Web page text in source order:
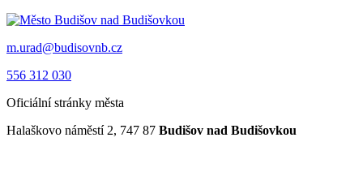
m.urad@budisovnb.cz
556 312 030
Oficiální stránky města
Halaškovo náměstí 2, 747 87 Budišov nad Budišovkou